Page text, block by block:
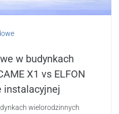
w budynkach
X1 vs ELFON
instalacyjnej
wielorodzinnych